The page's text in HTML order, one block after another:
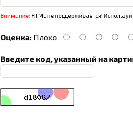
Внимание: HTML не поддерживается!
Оценка: Плохо
Введите код, указанный на